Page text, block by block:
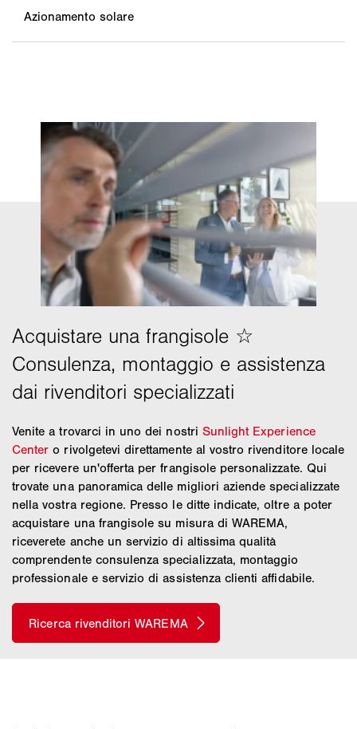
Azionamento solare
Venite a trovarci in uno dei nostri Sunlight Experience
Center o rivolgetevi direttamente al vostro rivenditore locale
per ricevere un'offerta per frangisole personalizzate. Qui
trovate una panoramica delle migliori aziende specializzate
nella vostra regione. Presso le ditte indicate, oltre a poter
acquistare una frangisole su misura di WAREMA,
riceverete anche un servizio di altissima qualità
comprendente consulenza specializzata, montaggio
professionale e servizio di assistenza clienti affidabile.